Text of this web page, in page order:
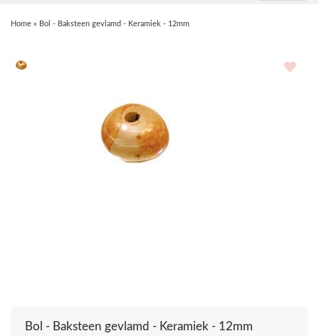
Home » Bol - Baksteen gevlamd - Keramiek - 12mm
Bol - Baksteen gevlamd - Keramiek - 12mm